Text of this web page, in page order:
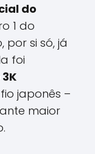
do
1 do
por si só, já
foi
japonês –
maior